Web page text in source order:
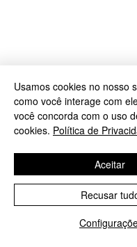
Usamos cookies no nosso
como você interage com
você concorda com o uso
cookies. Política de
Recusar
Aceitar